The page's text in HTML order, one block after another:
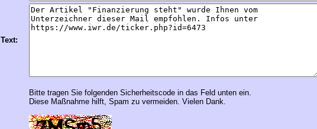
Text:
Bitte tragen Sie folgenden Sicherheitscode in das Feld unten ein.
Diese Maßnahme hilft, Spam zu vermeiden. Vielen Dank.